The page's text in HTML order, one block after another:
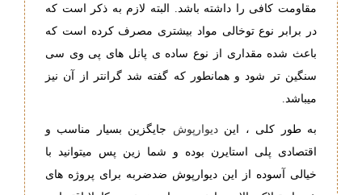
مقاومت کافی را داشته باشد. البته لازم به ذکر است که
در برابر نوع توخالی مواد بیشتری مصرف کرده است که
باعث شده مقداری از نوع ساده ی پانل های پی وی سی
سنگین تر شود و همانطور که گفته شد گرانتر از آن نیز
میباشد.
به طور کلی ، ایندیوارپوش جایگزین بسیار مناسب و
اقتصادی پلی استایرن بوده و شما زین پس میتوانید با
خیالی آسوده از این دیوارپوش ضدضربه برای پروژه های